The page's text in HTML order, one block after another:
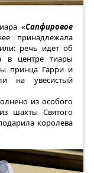
«Сапфировое
принадлежала
речь идет об
в центре тиары
принца Гарри и
на увесистый
из особого
шахты Святого
королева